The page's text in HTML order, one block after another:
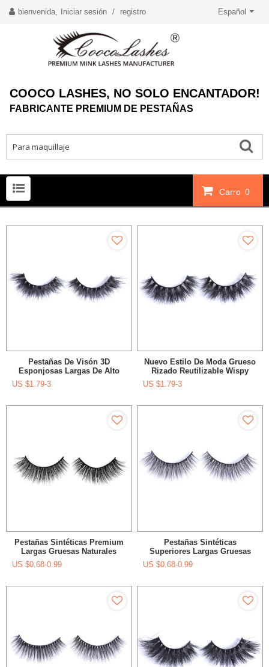
bienvenida, Iniciar sesión / registro Español
COOCO LASHES, NO SOLO ENCANTADOR!
FABRICANTE PREMIUM DE PESTAÑAS
Carro 0
Pestañas De Visón 3D
Esponjosas Largas De Alto
Volumen Reutilizables Para
Maquillaje Diario
US $1.79-3
Nuevo Estilo De Moda Grueso
Rizado Reutilizable Wispy
Real Mink Lashes Para
Maquillaje De Mujer
US $1.79-3
Pestañas Sintéticas Premium
Largas Gruesas Naturales
100% Hechas A Mano Para
Maquillaje
US $0.68-0.99
Pestañas Sintéticas
Superiores Largas Gruesas
Naturales 100% Hechas A
Mano Para El Maquillaje
US $0.68-0.99